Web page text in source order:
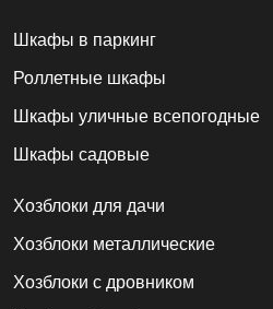
Шкафы в паркинг
Роллетные шкафы
Шкафы уличные всепогодные
Шкафы садовые
Хозблоки для дачи
Хозблоки металлические
Хозблоки с дровником